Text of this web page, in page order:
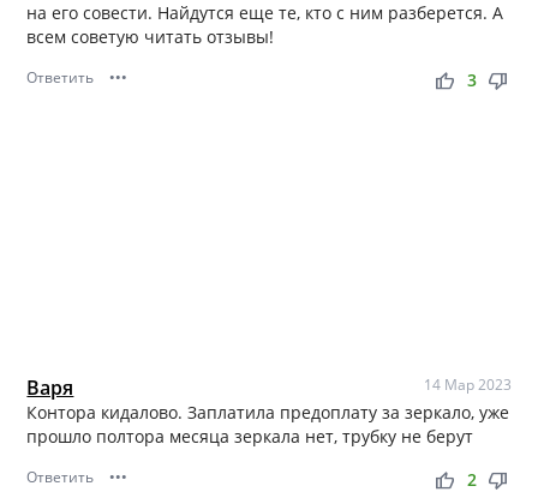
на его совести. Найдутся еще те, кто с ним разберется. А
всем советую читать отзывы!
Ответить ••• thumb_up thumb_down
3
Варя 14 Мар 2023
Контора кидалово. Заплатила предоплату за зеркало, уже
прошло полтора месяца зеркала нет, трубку не берут
Ответить ••• thumb_up thumb_down
2